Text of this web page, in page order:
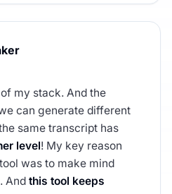
my stack. And the
can generate different
same transcript has
level! My key reason
was to make mind
And this tool keeps